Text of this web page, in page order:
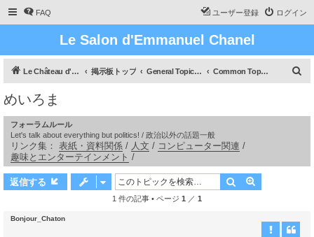
FAQ ログイン
ユーザー登録
Le Salon d'Emmanuel Chanel
Le Château d'Emmanuel Chanel 掲示板トップ General Topics / 一般的な話題 Common Topics / 雑談
めいろま
フォーラムルール
Let's talk about everything but politics! / 政治以外の話題一般
リンク集： 表紙・資料関係 / 人文 / コンピューター関連 /
趣味とエンターテインメント /
返信する 検索
1 件の記事 • ページ 1 ／ 1
Bonjour_Chaton